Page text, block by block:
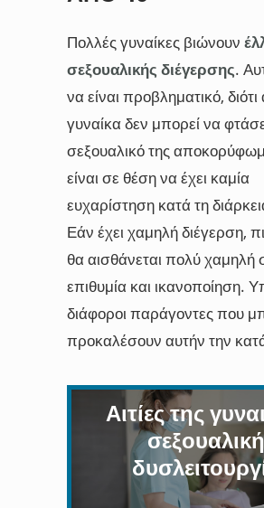
Πολλές γυναίκες βιώνουν
σεξουαλικής διέγερσης.
να είναι προβληματικό, διότι
γυναίκα δεν μπορεί να
σεξουαλικό της
είναι σε θέση να έχει καμία
ευχαρίστηση κατά τη
Εάν έχει χαμηλή διέγερση,
θα αισθάνεται πολύ χαμηλή
επιθυμία και ικανοποίηση.
διάφοροι παράγοντες που
προκαλέσουν αυτήν την
Αιτίες της